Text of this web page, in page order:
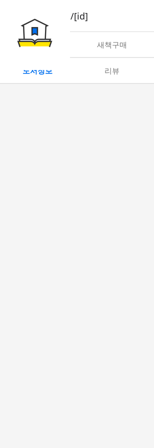
book/rent/[id]
대여 새책구매
도서정보 리뷰